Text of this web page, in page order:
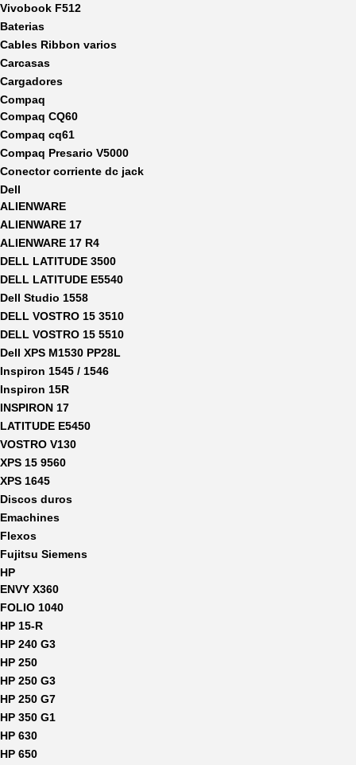
Vivobook F512
Baterias
Cables Ribbon varios
Carcasas
Cargadores
Compaq
Compaq CQ60
Compaq cq61
Compaq Presario V5000
Conector corriente dc jack
Dell
ALIENWARE
ALIENWARE 17
ALIENWARE 17 R4
DELL LATITUDE 3500
DELL LATITUDE E5540
Dell Studio 1558
DELL VOSTRO 15 3510
DELL VOSTRO 15 5510
Dell XPS M1530 PP28L
Inspiron 1545 / 1546
Inspiron 15R
INSPIRON 17
LATITUDE E5450
VOSTRO V130
XPS 15 9560
XPS 1645
Discos duros
Emachines
Flexos
Fujitsu Siemens
HP
ENVY X360
FOLIO 1040
HP 15-R
HP 240 G3
HP 250
HP 250 G3
HP 250 G7
HP 350 G1
HP 630
HP 650